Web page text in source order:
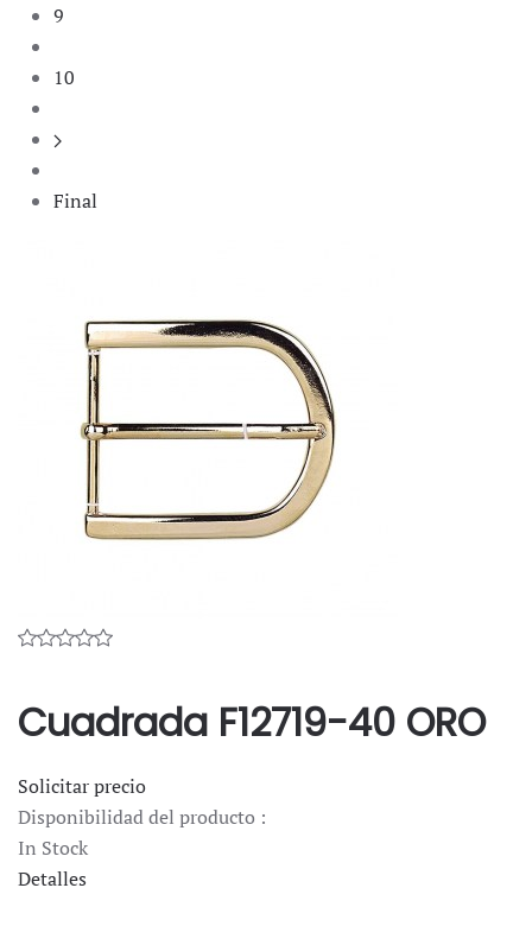
9
10
Final
Cuadrada F12719-40 ORO
Solicitar precio
Disponibilidad del producto :
In Stock
Detalles